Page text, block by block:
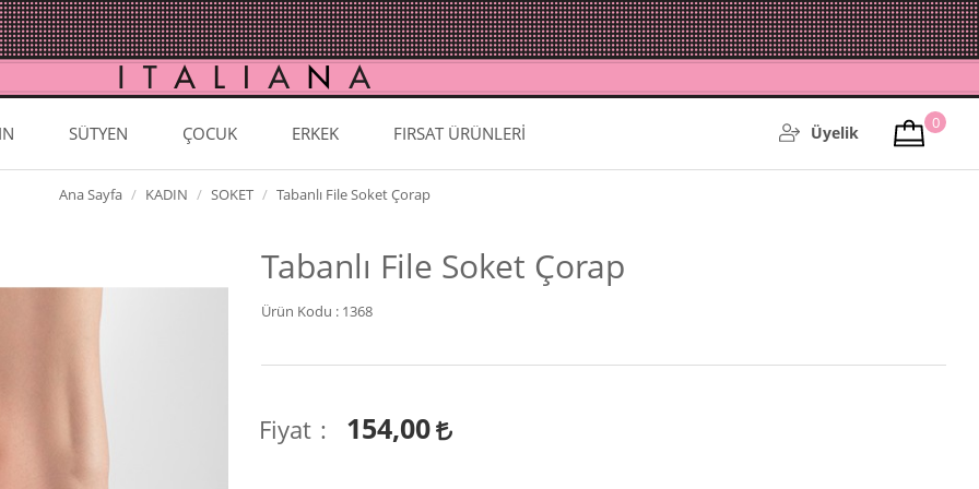
SÜTYEN ÇOCUK ERKEK FIRSAT ÜRÜNLERİ Üyelik 0
Ana Sayfa KADIN SOKET Tabanlı File Soket Çorap
Tabanlı File Soket Çorap
Ürün Kodu : 1368
Fiyat 154,00